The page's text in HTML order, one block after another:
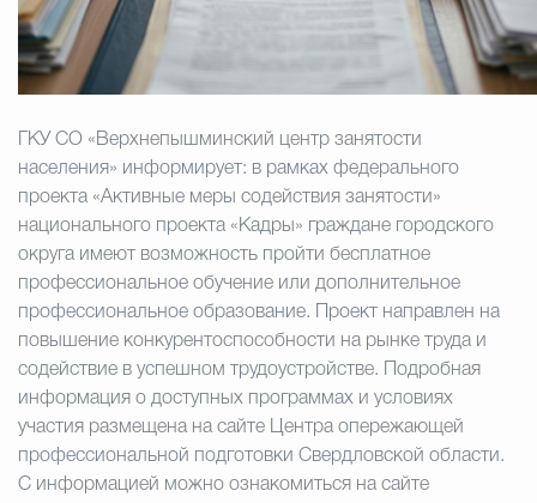
Избирательная
Гостям Городского
Общественная
Градостроительство и
Государственные организации
ГКУ СО «Верхнепышминский центр занятости
населения» информирует: в рамках федерального
проекта «Активные меры содействия занятости»
национального проекта «Кадры» граждане городского
округа имеют возможность пройти бесплатное
профессиональное обучение или дополнительное
профессиональное образование. Проект направлен на
повышение конкурентоспособности на рынке труда и
содействие в успешном трудоустройстве. Подробная
информация о доступных программах и условиях
участия размещена на сайте Центра опережающей
профессиональной подготовки Свердловской области.
С информацией можно ознакомиться на сайте